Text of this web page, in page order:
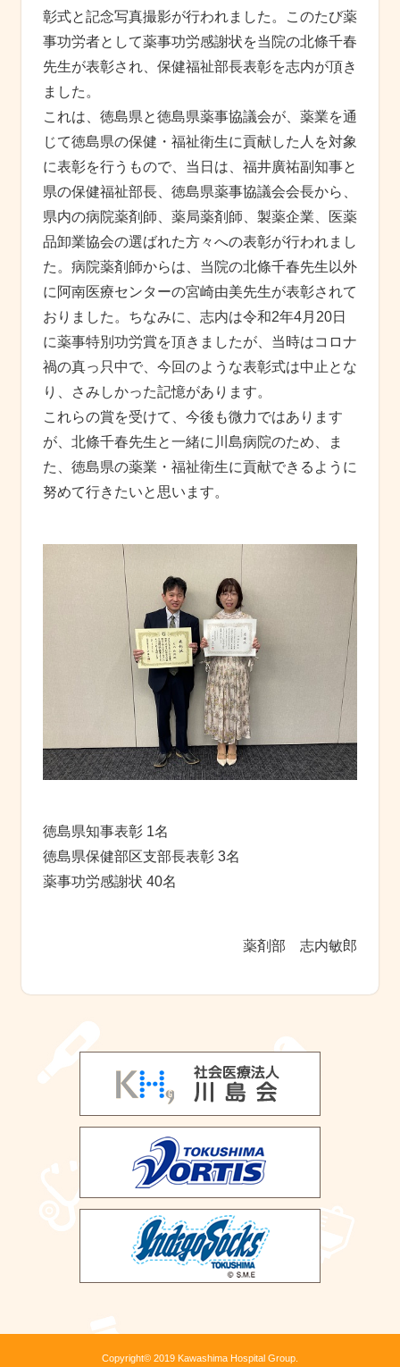
彰式と記念写真撮影が行われました。このたび薬
事功労者として薬事功労感謝状を当院の北條千春
先生が表彰され、保健福祉部長表彰を志内が頂き
ました。
これは、徳島県と徳島県薬事協議会が、薬業を通
じて徳島県の保健・福祉衛⽣に貢献した⼈を対象
に表彰を⾏うもので、当⽇は、福井廣祐副知事と
県の保健福祉部⻑、徳島県薬事協議会会⻑から、
県内の病院薬剤師、薬局薬剤師、製薬企業、医薬
品卸業協会の選ばれた⽅々への表彰が⾏われまし
た。病院薬剤師からは、当院の北條千春先生以外
に阿南医療センターの宮崎由美先生が表彰されて
おりました。ちなみに、志内は令和2年4月20日
に薬事特別功労賞を頂きましたが、当時はコロナ
禍の真っ只中で、今回のような表彰式は中止とな
り、さみしかった記憶があります。
これらの賞を受けて、今後も微⼒ではあります
が、北條千春先生と一緒に川島病院のため、ま
た、徳島県の薬業・福祉衛生に貢献できるように
努めて行きたいと思います。
徳島県知事表彰 1名
徳島県保健部区支部長表彰 3名
薬事功労感謝状 40名
薬剤部 志内敏郎
Copyright© 2019 Kawashima Hospital Group.